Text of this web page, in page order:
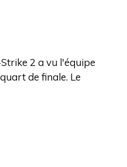
2 a vu l'équipe
de finale. Le